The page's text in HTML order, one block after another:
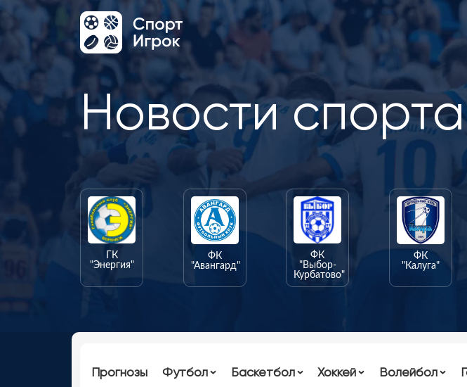
Новости
ГК
"Энергия"
ФК
"Авангард"
ФК
"Выбор-
Курбатово"
ФК
"Калуга"
Прогнозы Футбол Баскетбол Хоккей Волейбол